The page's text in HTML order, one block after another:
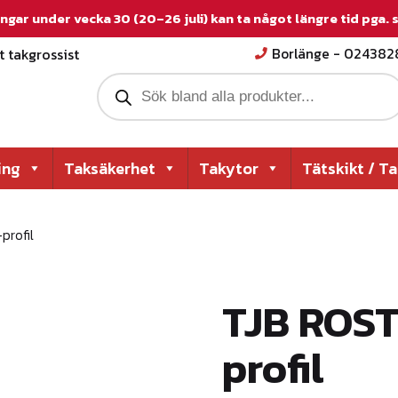
under vecka 30 (20–26 juli) kan ta något längre tid pga.
takgrossist Borlänge -
P
r
o
u
c
t
Taksäkerhet Takytor Tätskikt /
profil
TJB
profil